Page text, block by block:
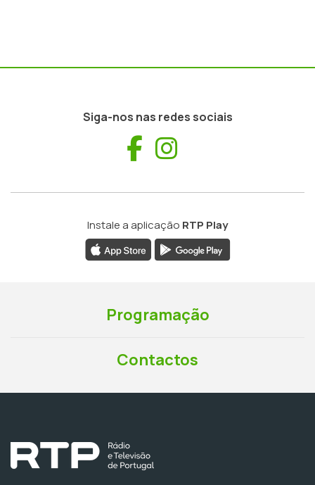
Siga-nos nas redes sociais
Facebook
Instale a aplicação RTP Play
Programação
Contactos